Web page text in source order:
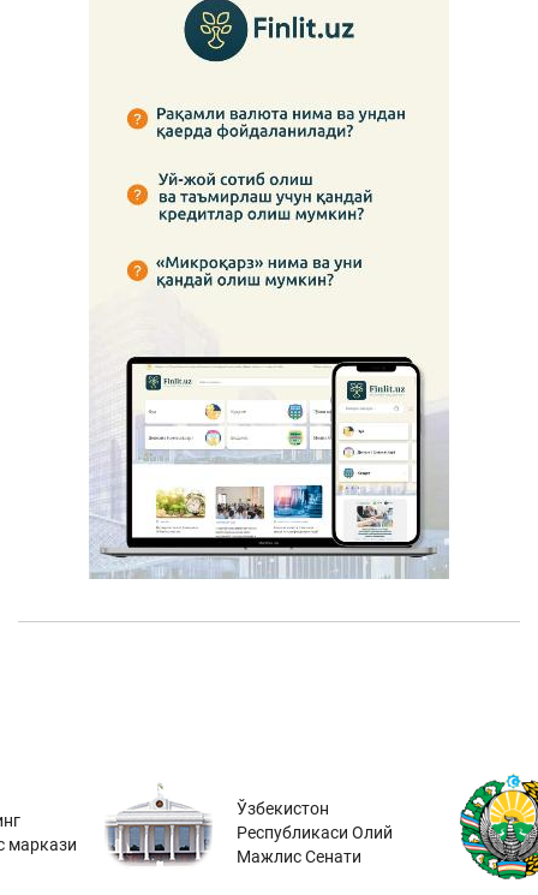
маркази
Ўзбекистон
Республикаси Олий
Мажлис Сенати